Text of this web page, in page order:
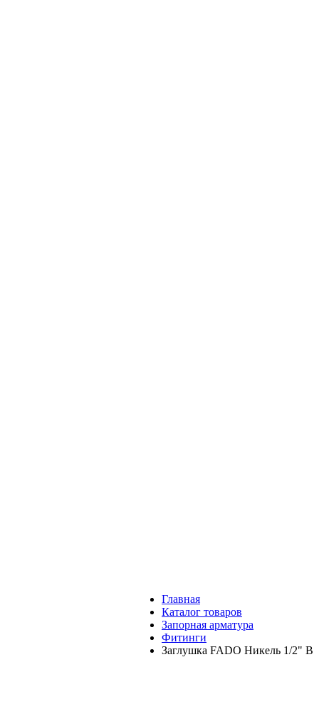
Главная
Каталог товаров
Запорная арматура
Фитинги
Заглушка FADO Никель 1/2" В